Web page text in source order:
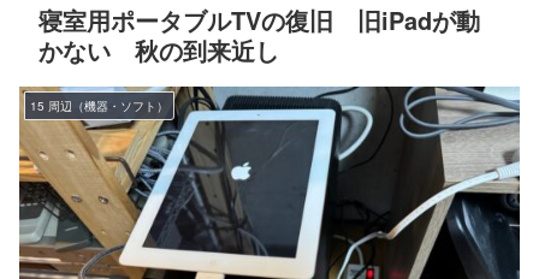
寝室用ポータブルTVの復旧 旧iPadが動
かない 秋の到来近し
15 周辺（機器・ソフト）